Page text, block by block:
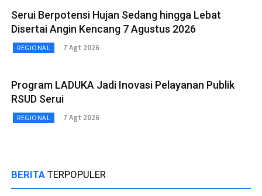
Serui Berpotensi Hujan Sedang hingga Lebat
Disertai Angin Kencang 7 Agustus 2026
REGIONAL 7 Agt 2026
Program LADUKA Jadi Inovasi Pelayanan Publik
RSUD Serui
REGIONAL 7 Agt 2026
BERITA TERPOPULER